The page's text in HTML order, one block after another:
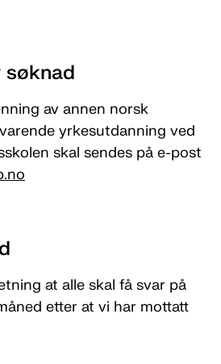
søknad
av annen norsk
yrkesutdanning ved
skal sendes på e-post
at alle skal få svar på
etter at vi har mottatt